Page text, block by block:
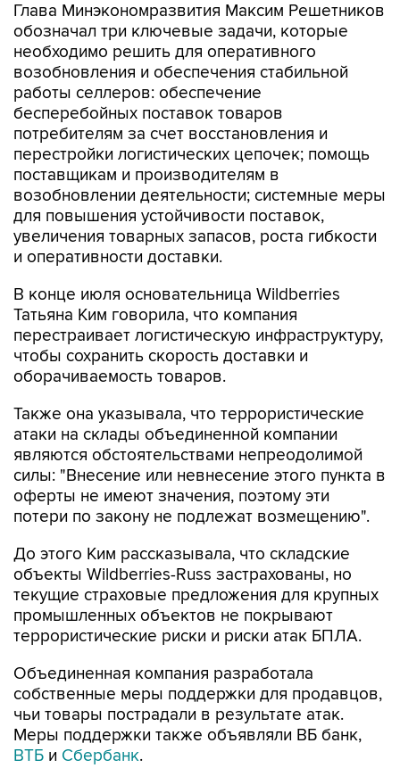
Глава Минэкономразвития Максим Решетников
обозначал три ключевые задачи, которые
необходимо решить для оперативного
возобновления и обеспечения стабильной
работы селлеров: обеспечение
бесперебойных поставок товаров
потребителям за счет восстановления и
перестройки логистических цепочек; помощь
поставщикам и производителям в
возобновлении деятельности; системные меры
для повышения устойчивости поставок,
увеличения товарных запасов, роста гибкости
и оперативности доставки.
В конце июля основательница Wildberries
Татьяна Ким говорила, что компания
перестраивает логистическую инфраструктуру,
чтобы сохранить скорость доставки и
оборачиваемость товаров.
Также она указывала, что террористические
атаки на склады объединенной компании
являются обстоятельствами непреодолимой
силы: "Внесение или невнесение этого пункта в
оферты не имеют значения, поэтому эти
потери по закону не подлежат возмещению".
До этого Ким рассказывала, что складские
объекты Wildberries-Russ застрахованы, но
текущие страховые предложения для крупных
промышленных объектов не покрывают
террористические риски и риски атак БПЛА.
Объединенная компания разработала
собственные меры поддержки для продавцов,
чьи товары пострадали в результате атак.
Меры поддержки также объявляли ВБ банк,
ВТБ и Сбербанк.